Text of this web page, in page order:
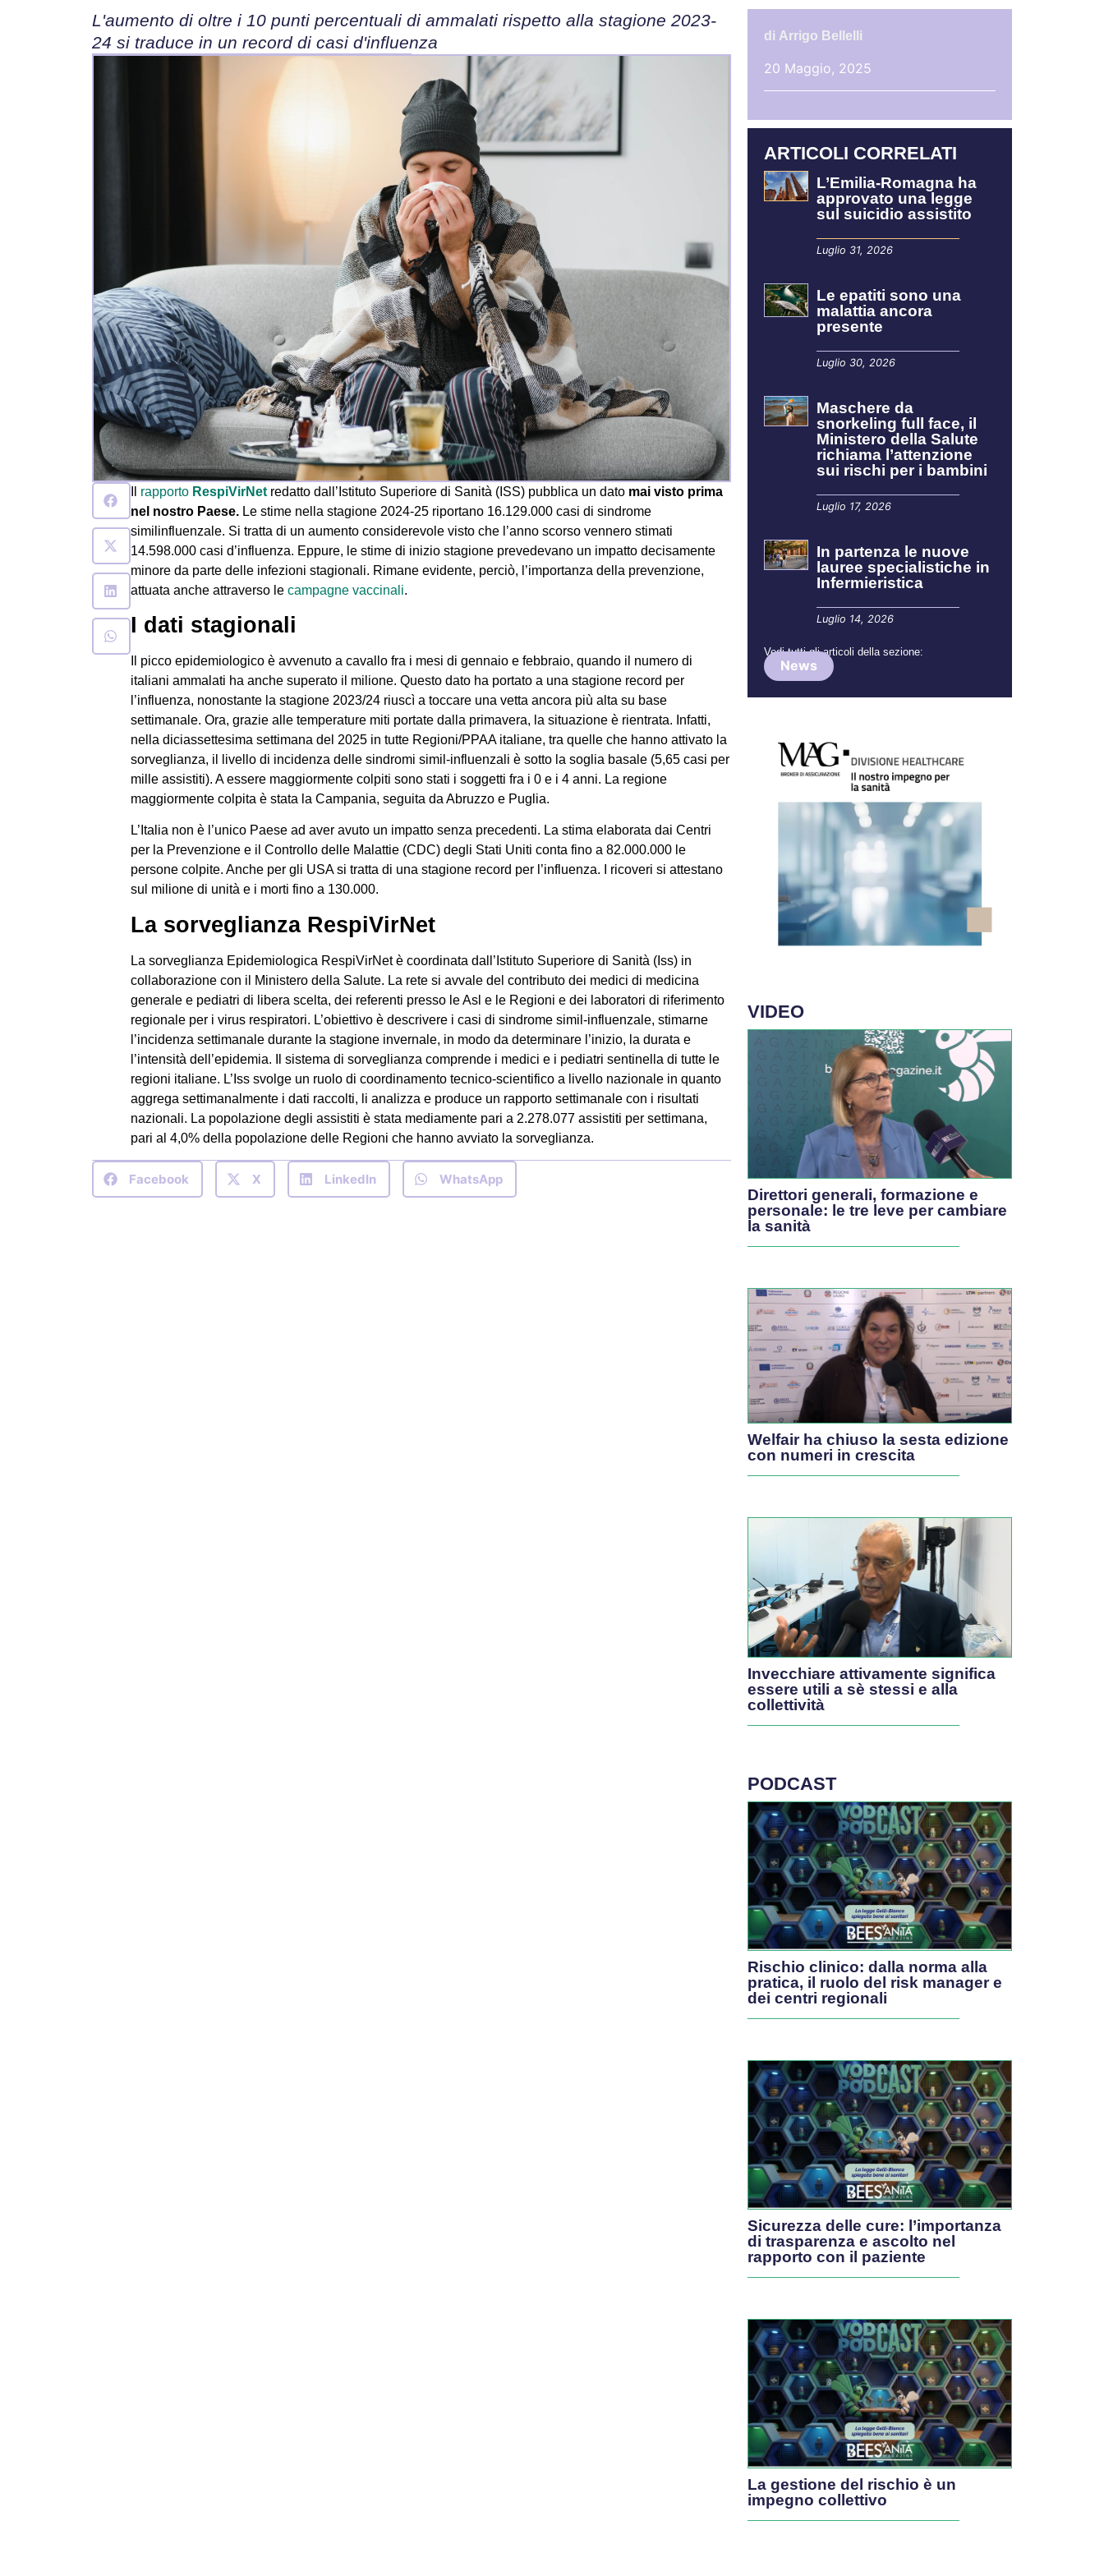
L'aumento di oltre i 10 punti percentuali di ammalati rispetto alla stagione 2023-
24 si traduce in un record di casi d'influenza
rapporto RespiVirNetredatto dall’Istituto Superiore di Sanità (ISS) pubblica un dato mai visto prima
nel nostro Paese.Le stime nella stagione 2024-25 riportano 16.129.000 casi di sindrome
similinfluenzale. Si tratta di un aumento considerevole visto che l’anno scorso vennero stimati
14.598.000 casi d’influenza. Eppure, le stime di inizio stagione prevedevano un impatto decisamente
minore da parte delle infezioni stagionali. Rimane evidente, perciò, l’importanza della prevenzione,
attuata anche attraverso le campagne vaccinali.
I dati stagionali
Il picco epidemiologico è avvenuto a cavallo fra i mesi di gennaio e febbraio, quando il numero di
italiani ammalati ha anche superato il milione. Questo dato ha portato a una stagione record per
l’influenza, nonostante la stagione 2023/24 riuscì a toccare una vetta ancora più alta su base
settimanale. Ora, grazie alle temperature miti portate dalla primavera, la situazione è rientrata. Infatti,
nella diciassettesima settimana del 2025 in tutte Regioni/PPAA italiane, tra quelle che hanno attivato la
sorveglianza, il livello di incidenza delle sindromi simil-influenzali è sotto la soglia basale (5,65 casi per
mille assistiti). A essere maggiormente colpiti sono stati i soggetti fra i 0 e i 4 anni. La regione
maggiormente colpita è stata la Campania, seguita da Abruzzo e Puglia.
L’Italia non è l’unico Paese ad aver avuto un impatto senza precedenti. La stima elaborata dai Centri
per la Prevenzione e il Controllo delle Malattie (CDC) degli Stati Uniti conta fino a 82.000.000 le
persone colpite. Anche per gli USA si tratta di una stagione record per l’influenza. I ricoveri si attestano
sul milione di unità e i morti fino a 130.000.
La sorveglianza RespiVirNet
La sorveglianza Epidemiologica RespiVirNet è coordinata dall’Istituto Superiore di Sanità (Iss) in
collaborazione con il Ministero della Salute. La rete si avvale del contributo dei medici di medicina
generale e pediatri di libera scelta, dei referenti presso le Asl e le Regioni e dei laboratori di riferimento
regionale per i virus respiratori. L’obiettivo è descrivere i casi di sindrome simil-influenzale, stimarne
l’incidenza settimanale durante la stagione invernale, in modo da determinare l’inizio, la durata e
l’intensità dell’epidemia. Il sistema di sorveglianza comprende i medici e i pediatri sentinella di tutte le
regioni italiane. L’Iss svolge un ruolo di coordinamento tecnico-scientifico a livello nazionale in quanto
aggrega settimanalmente i dati raccolti, li analizza e produce un rapporto settimanale con i risultati
nazionali. La popolazione degli assistiti è stata mediamente pari a 2.278.077 assistiti per settimana,
pari al 4,0% della popolazione delle Regioni che hanno avviato la sorveglianza.
Facebook X LinkedIn WhatsApp
di Arrigo Bellelli
20 Maggio, 2025
ARTICOLI CORRELATI
L’Emilia-Romagna ha
approvato una legge
sul suicidio assistito
Luglio 31, 2026
Le epatiti sono una
malattia ancora
presente
Luglio 30, 2026
Maschere da
snorkeling full face, il
Ministero della Salute
richiama l’attenzione
sui rischi per i bambini
Luglio 17, 2026
In partenza le nuove
lauree specialistiche in
Infermieristica
Luglio 14, 2026
Vedi tutti gli articoli della sezione:
News
VIDEO
Direttori generali, formazione e
personale: le tre leve per cambiare
la sanità
Welfair ha chiuso la sesta edizione
con numeri in crescita
Invecchiare attivamente significa
essere utili a sè stessi e alla
collettività
PODCAST
Rischio clinico: dalla norma alla
pratica, il ruolo del risk manager e
dei centri regionali
Sicurezza delle cure: l’importanza
di trasparenza e ascolto nel
rapporto con il paziente
La gestione del rischio è un
impegno collettivo